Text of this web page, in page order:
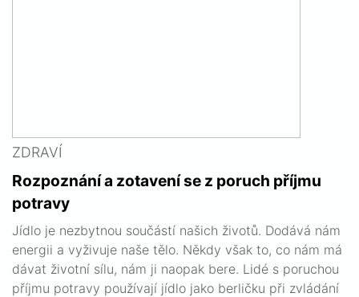
ZDRAVÍ
Rozpoznání a zotavení se z poruch příjmu
potravy
Jídlo je nezbytnou součástí našich životů. Dodává nám
energii a vyživuje naše tělo. Někdy však to, co nám má
dávat životní sílu, nám ji naopak bere. Lidé s poruchou
příjmu potravy používají jídlo jako berličku při zvládání